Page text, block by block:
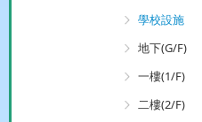
學校設施
地下(G/F)
一樓(1/F)
二樓(2/F)